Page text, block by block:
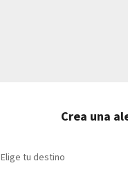
Crea una
Elige tu destino